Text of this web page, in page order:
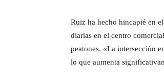
Ruiz ha hecho hincapié en
diarias en el centro
peatones. «La intersección
lo que aumenta